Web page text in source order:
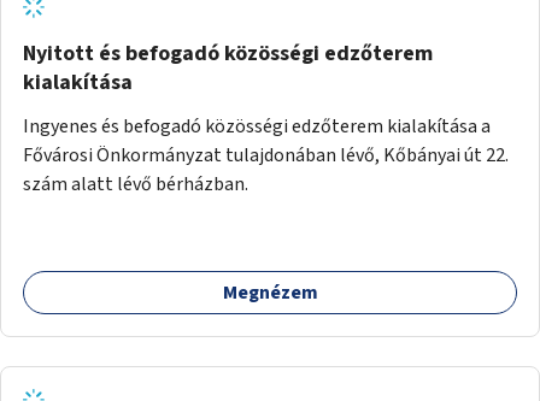
Nyitott és befogadó közösségi edzőterem
kialakítása
Ingyenes és befogadó közösségi edzőterem kialakítása a
Fővárosi Önkormányzat tulajdonában lévő, Kőbányai út 22.
szám alatt lévő bérházban.
Megnézem